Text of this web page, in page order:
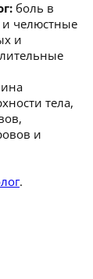
боль в
и челюстные
и
тела,
и
.